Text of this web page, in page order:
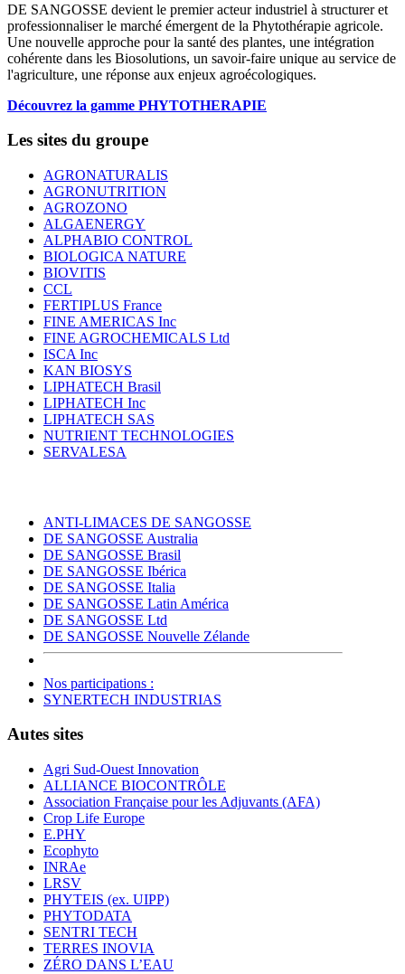
DE SANGOSSE devient le premier acteur industriel à structurer et
professionnaliser le marché émergent de la Phytothérapie agricole.
Une nouvelle approche pour la santé des plantes, une intégration
cohérente dans les Biosolutions, un savoir-faire unique au service de
l'agriculture, une réponse aux enjeux agroécologiques.
Découvrez la gamme PHYTOTHERAPIE
Les sites du groupe
AGRONATURALIS
AGRONUTRITION
AGROZONO
ALGAENERGY
ALPHABIO CONTROL
BIOLOGICA NATURE
BIOVITIS
CCL
FERTIPLUS France
FINE AMERICAS Inc
FINE AGROCHEMICALS Ltd
ISCA Inc
KAN BIOSYS
LIPHATECH Brasil
LIPHATECH Inc
LIPHATECH SAS
NUTRIENT TECHNOLOGIES
SERVALESA
ANTI-LIMACES DE SANGOSSE
DE SANGOSSE Australia
DE SANGOSSE Brasil
DE SANGOSSE Ibérica
DE SANGOSSE Italia
DE SANGOSSE Latin América
DE SANGOSSE Ltd
DE SANGOSSE Nouvelle Zélande
Nos participations :
SYNERTECH INDUSTRIAS
Autes sites
Agri Sud-Ouest Innovation
ALLIANCE BIOCONTRÔLE
Association Française pour les Adjuvants (AFA)
Crop Life Europe
E.PHY
Ecophyto
INRAe
LRSV
PHYTEIS (ex. UIPP)
PHYTODATA
SENTRI TECH
TERRES INOVIA
ZÉRO DANS L’EAU